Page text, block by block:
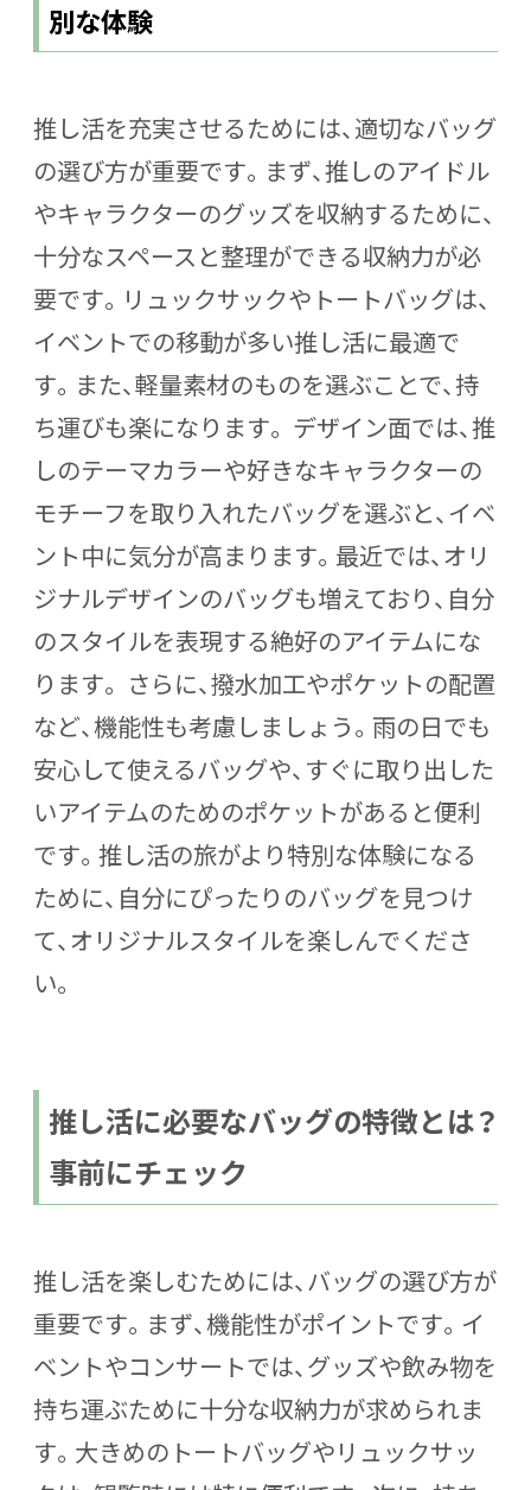
別な体験
推し活を充実させるためには、適切なバッグ
の選び方が重要です。まず、推しのアイドル
やキャラクターのグッズを収納するために、
十分なスペースと整理ができる収納力が必
要です。リュックサックやトートバッグは、
イベントでの移動が多い推し活に最適で
す。また、軽量素材のものを選ぶことで、持
ち運びも楽になります。 デザイン面では、推
しのテーマカラーや好きなキャラクターの
モチーフを取り入れたバッグを選ぶと、イベ
ント中に気分が高まります。最近では、オリ
ジナルデザインのバッグも増えており、自分
のスタイルを表現する絶好のアイテムにな
ります。 さらに、撥水加工やポケットの配置
など、機能性も考慮しましょう。雨の日でも
安心して使えるバッグや、すぐに取り出した
いアイテムのためのポケットがあると便利
です。推し活の旅がより特別な体験になる
ために、自分にぴったりのバッグを見つけ
て、オリジナルスタイルを楽しんでくださ
い。
推し活に必要なバッグの特徴とは？
事前にチェック
推し活を楽しむためには、バッグの選び方が
重要です。まず、機能性がポイントです。イ
ベントやコンサートでは、グッズや飲み物を
持ち運ぶために十分な収納力が求められま
す。大きめのトートバッグやリュックサッ